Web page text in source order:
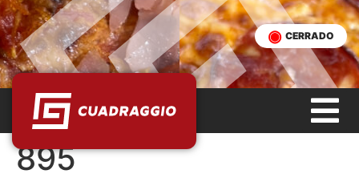
CERRADO
895